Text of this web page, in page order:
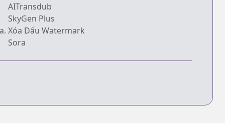
AITransdub
SkyGen Plus
Xóa Dấu Watermark
Sora